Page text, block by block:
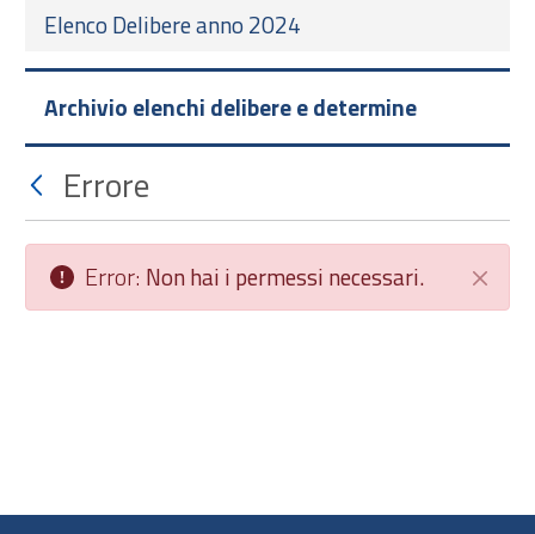
Elenco Delibere anno 2024
Archivio elenchi delibere e determine
Errore
Chiudi
Error: Non hai i permessi necessari.